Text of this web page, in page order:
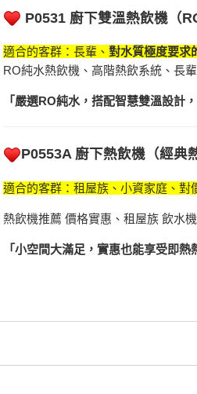
P0531 廚下雙溫熱飲機（
適合的客群：長輩、 對水質極度要求
RO純水熱飲機、高階熱飲系統、長
「嚴選RO純水，搭配智慧雙溫設計
P0553A 廚下熱飲機（經典
適合的客群：租屋族、小資家庭、對
熱飲機推薦 價格實惠、租屋族 飲水
「小空間大滿足，實惠也能享受即